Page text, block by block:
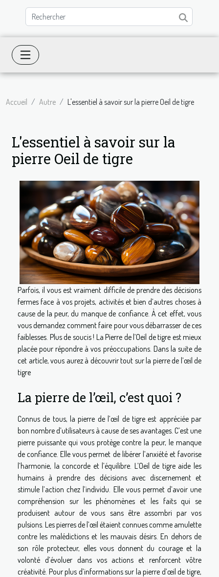
Accueil Autre L'essentiel à savoir sur la pierre Oeil de tigre
L'essentiel à savoir sur la
pierre Oeil de tigre
Parfois, il vous est vraiment difficile de prendre des décisions
fermes face à vos projets, activités et bien d’autres choses à
cause de la peur, du manque de confiance. À cet effet, vous
vous demandez comment faire pour vous débarrasser de ces
faiblesses. Plus de soucis ! La Pierre de l’Oeil de tigre est mieux
placée pour répondre à vos préoccupations. Dans la suite de
cet article, vous aurez à découvrir tout sur la pierre de l’œil de
tigre
La pierre de l’œil, c’est quoi ?
Connus de tous, la pierre de l’œil de tigre est appréciée par
bon nombre d’utilisateurs à cause de ses avantages. C’est une
pierre puissante qui vous protège contre la peur, le manque
de confiance. Elle vous permet de libérer l’anxiété et favorise
l’harmonie, la concorde et l’équilibre. L’Oeil de tigre aide les
humains à prendre des décisions avec discernement et
stimule l’action chez l’individu. Elle vous permet d’avoir une
compréhension sur les phénomènes et les faits qui se
produisent autour de vous sans être assombri par vos
pulsions. Les pierres de l’œil étaient connues comme amulette
contre les malédictions et les mauvais désirs. En dehors de
son rôle protecteur, elles vous donnent du courage et la
volonté d’évoluer dans vos actions et renforcent vôtre
créativité. Pour plus d’informations sur la pierre d’œil de tigre,